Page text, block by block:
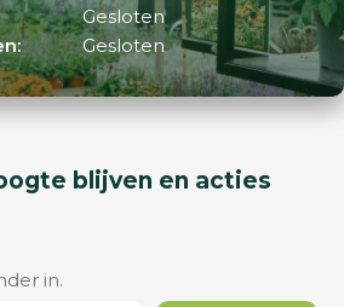
Gesloten
Gesloten
blijven en acties
in.